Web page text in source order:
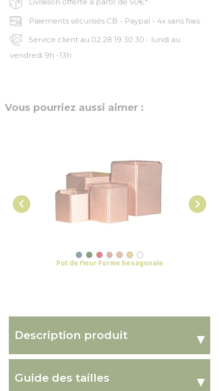
Paiements sécurisés CB - Paypal - 4x sans frais
Service client au 02 28 19 30 30 - lundi au
vendredi 9h -13h
Vous pourriez aussi aimer :

Pot de fleur Forme hexagonale

Description produit ▾
Guide des tailles ▾